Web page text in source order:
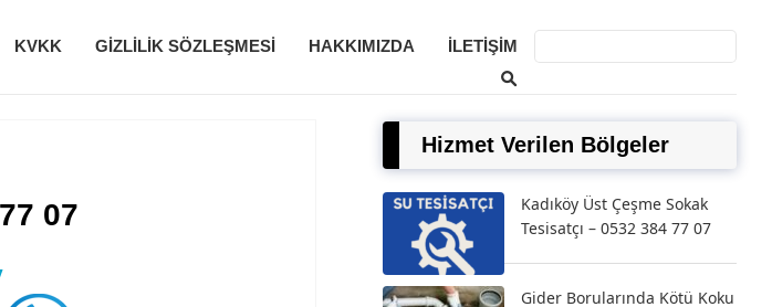
KVKK GIZLILIK SÖZLEŞMESI HAKKIMIZDA İLETIŞIM
07
Hizmet Verilen Bölgeler
Kadıköy Üst Çeşme Sokak
Tesisatçı – 0532 384 77 07
Gider Borularında Kötü Koku